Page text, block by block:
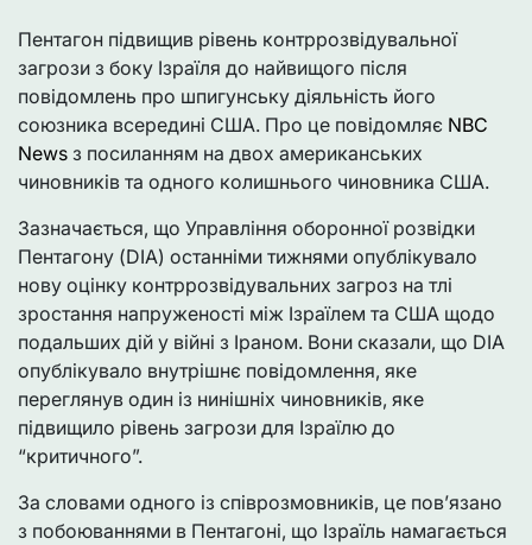
Пентагон підвищив рівень контррозвідувальної
загрози з боку Ізраїля до найвищого після
повідомлень про шпигунську діяльність його
союзника всередині США. Про це повідомляє NBC
News з посиланням на двох американських
чиновників та одного колишнього чиновника США.
Зазначається, що Управління оборонної розвідки
Пентагону (DIA) останніми тижнями опублікувало
нову оцінку контррозвідувальних загроз на тлі
зростання напруженості між Ізраїлем та США щодо
подальших дій у війні з Іраном. Вони сказали, що DIA
опублікувало внутрішнє повідомлення, яке
переглянув один із нинішніх чиновників, яке
підвищило рівень загрози для Ізраїлю до
“критичного”.
За словами одного із співрозмовників, це пов’язано
з побоюваннями в Пентагоні, що Ізраїль намагається